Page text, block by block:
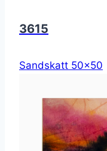
3615
Sandskatt 50x50